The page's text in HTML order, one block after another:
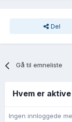
Del
Gå til emneliste
Hvem er aktive
Ingen innloggede